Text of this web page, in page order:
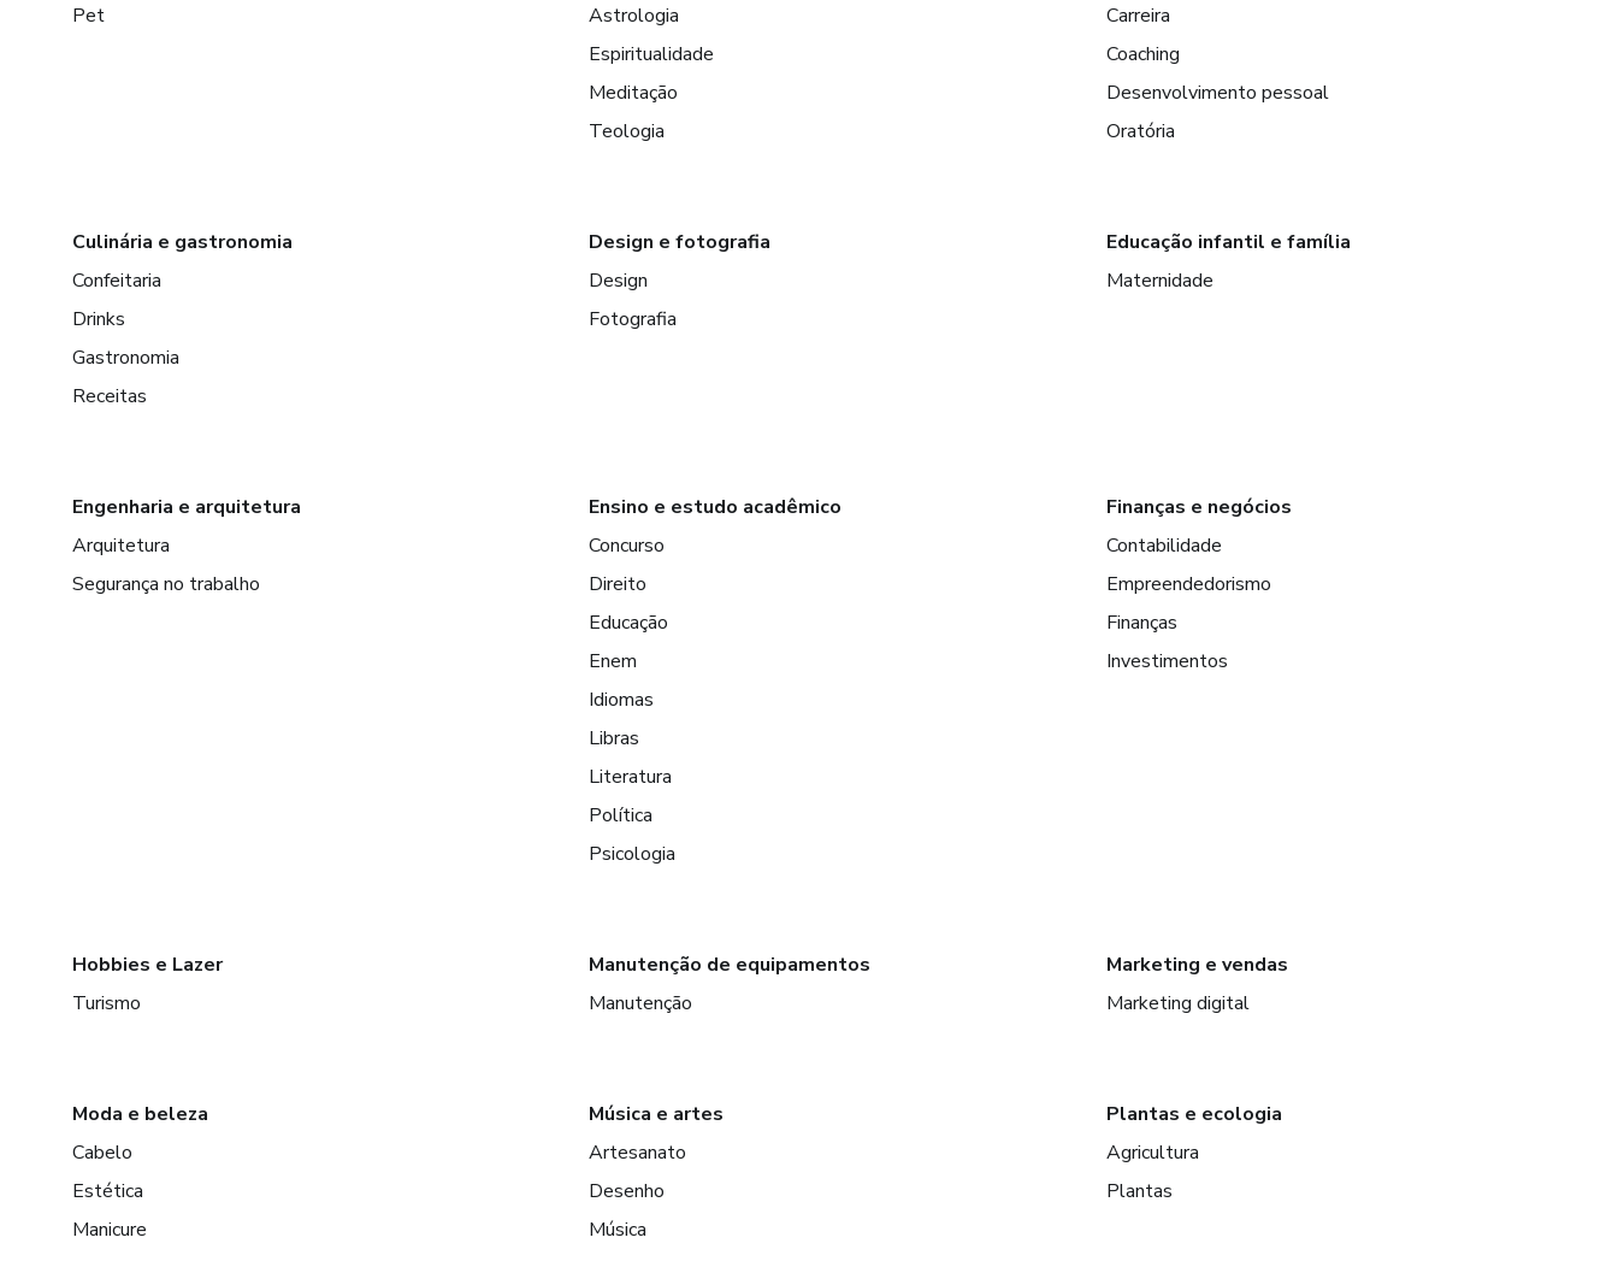
Pet
Astrologia
Espiritualidade
Meditação
Teologia
Carreira
Coaching
Desenvolvimento pessoal
Oratória
Culinária e gastronomia
Confeitaria
Drinks
Gastronomia
Receitas
Design e fotografia
Design
Fotografia
Educação infantil e família
Maternidade
Engenharia e arquitetura
Arquitetura
Segurança no trabalho
Ensino e estudo acadêmico
Concurso
Direito
Educação
Enem
Idiomas
Libras
Literatura
Política
Psicologia
Finanças e negócios
Contabilidade
Empreendedorismo
Finanças
Investimentos
Hobbies e Lazer
Turismo
Manutenção de equipamentos
Manutenção
Marketing e vendas
Marketing digital
Moda e beleza
Cabelo
Estética
Manicure
Música e artes
Artesanato
Desenho
Música
Plantas e ecologia
Agricultura
Plantas